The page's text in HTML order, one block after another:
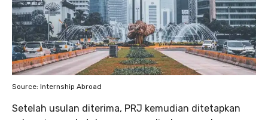
Source: Internship Abroad
Setelah usulan diterima, PRJ kemudian ditetapkan